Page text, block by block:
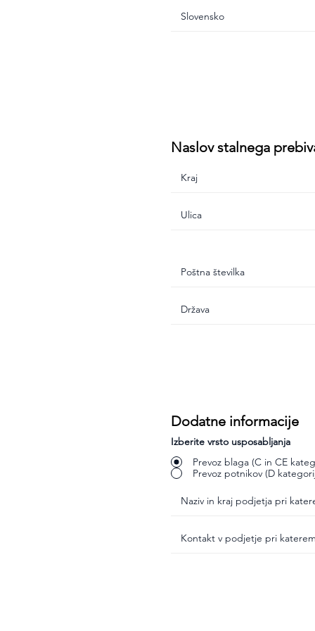
Naslov stalnega
Dodatne informacije
Izberite vrsto usposabljanja
Prevoz blaga (C in CE
Prevoz potnikov (D